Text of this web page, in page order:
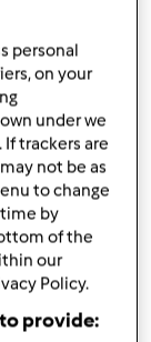
aby dodawać
komentarze
personal
on your
under we
trackers are
not be as
to change
by
of the
our
Policy.
provide: